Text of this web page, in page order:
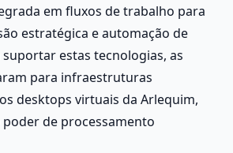
em fluxos de trabalho para
estratégica e automação de
suportar estas tecnologias, as
para infraestruturas
desktops virtuais da Arlequim,
de processamento